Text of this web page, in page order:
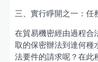
三、實行睜開之一：任
在貿易機密經由過程合
取的保密辦法到達何種
法要件的請求呢？在此